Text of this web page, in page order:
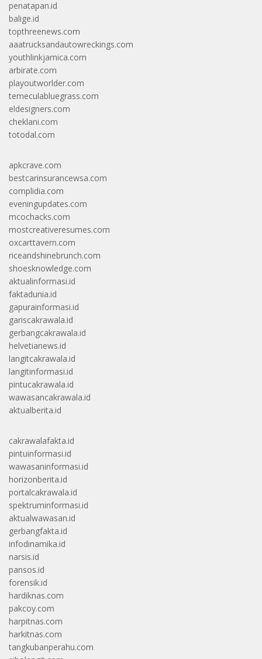
penatapan.id
balige.id
topthreenews.com
aaatrucksandautowreckings.com
youthlinkjamica.com
arbirate.com
playoutworlder.com
temeculabluegrass.com
eldesigners.com
cheklani.com
totodal.com
apkcrave.com
bestcarinsurancewsa.com
complidia.com
eveningupdates.com
mcochacks.com
mostcreativeresumes.com
oxcarttavern.com
riceandshinebrunch.com
shoesknowledge.com
aktualinformasi.id
faktadunia.id
gapurainformasi.id
gariscakrawala.id
gerbangcakrawala.id
helvetianews.id
langitcakrawala.id
langitinformasi.id
pintucakrawala.id
wawasancakrawala.id
aktualberita.id
cakrawalafakta.id
pintuinformasi.id
wawasaninformasi.id
horizonberita.id
portalcakrawala.id
spektruminformasi.id
aktualwawasan.id
gerbangfakta.id
infodinamika.id
narsis.id
pansos.id
forensik.id
hardiknas.com
pakcoy.com
harpitnas.com
harkitnas.com
tangkubanperahu.com